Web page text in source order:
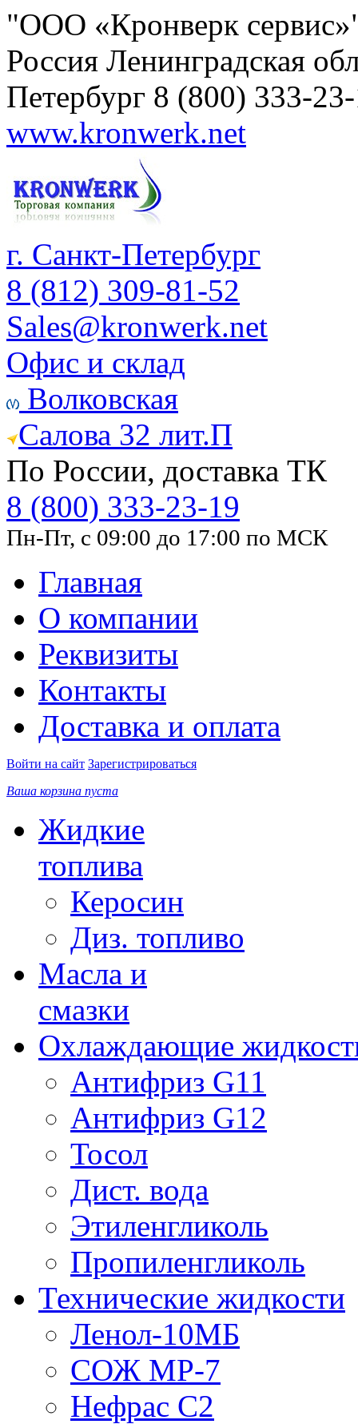
"ООО «Кронверк
Россия Ленинградская
Петербург 8 (800) 333-
www.kronwerk.net
г. Санкт-Петербург
8 (812) 309-81-52
Sales@kronwerk.net
Офис и склад
Волковская
Салова 32 лит.П
По России, доставка ТК
8 (800) 333-23-19
Пн-Пт, с 09:00 до 17:00 по МСК
Главная
О компании
Реквизиты
Контакты
Доставка и оплата
Войти на сайт Зарегистрироваться
Ваша корзина пуста
Жидкие
топлива
Керосин
Диз. топливо
Масла и
смазки
Охлаждающие
Антифриз G11
Антифриз G12
Тосол
Дист. вода
Этиленгликоль
Пропиленгликоль
Технические жидкости
Ленол-10МБ
СОЖ МР-7
Нефрас С2